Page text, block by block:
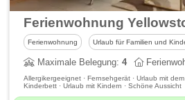
Ferienwohnung
Ferienwohnung Urlaub für Familien und
Maximale Belegung:4
Allergikergeeignet · Fernsehgerät · Urlaub mit
Kinderbett · Urlaub mit Kindern · Schöne Aussicht